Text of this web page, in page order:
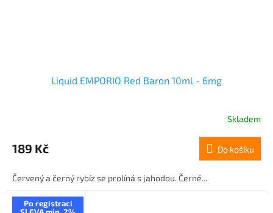
Liquid EMPORIO Red Baron 10ml - 6mg
Skladem
189 Kč Do košíku
Červený a černý rybíz se prolíná s jahodou. Černé...
Po registraci